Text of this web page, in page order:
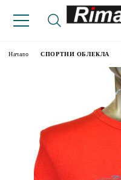
Начало СПОРТНИ ОБЛЕКЛА